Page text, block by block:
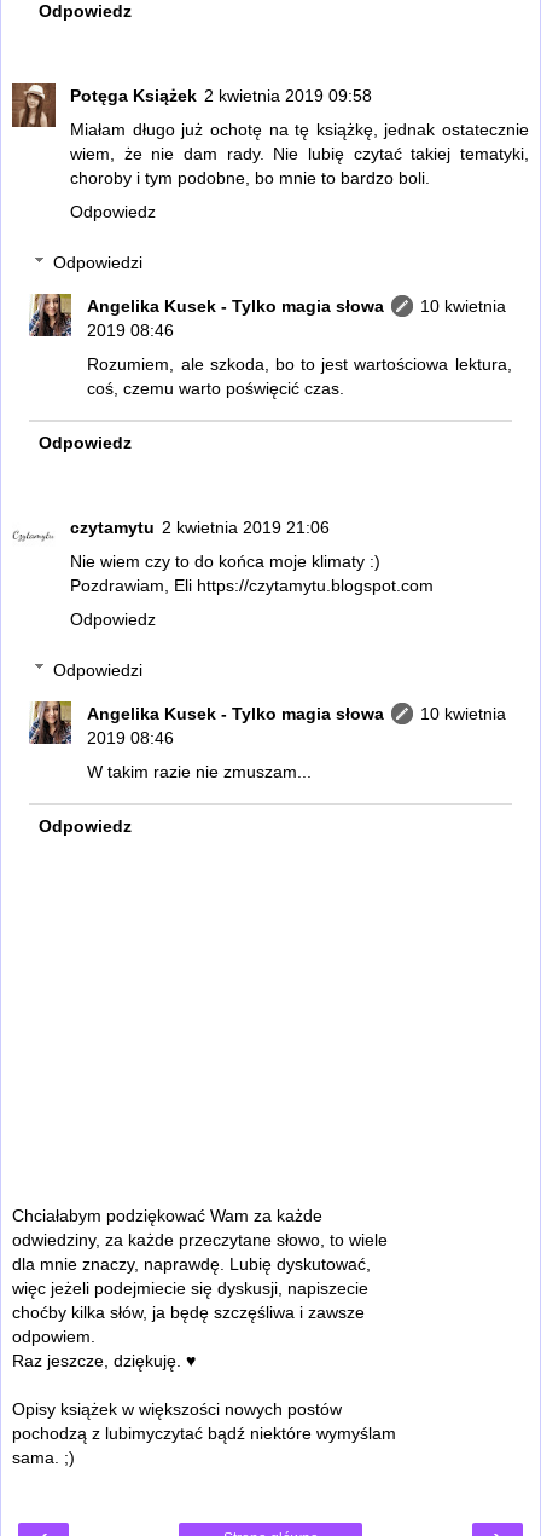
Odpowiedz
Potęga Książek 2 kwietnia 2019 09:58
Miałam długo już ochotę na tę książkę, jednak ostatecznie
wiem, że nie dam rady. Nie lubię czytać takiej tematyki,
choroby i tym podobne, bo mnie to bardzo boli.
Odpowiedz
Odpowiedzi
Angelika Kusek - Tylko magia słowa
10 kwietnia
2019 08:46
Rozumiem, ale szkoda, bo to jest wartościowa lektura,
coś, czemu warto poświęcić czas.
Odpowiedz
czytamytu 2 kwietnia 2019 21:06
Nie wiem czy to do końca moje klimaty :)
Pozdrawiam, Eli https://czytamytu.blogspot.com
Odpowiedz
Odpowiedzi
Angelika Kusek - Tylko magia słowa
10 kwietnia
2019 08:46
W takim razie nie zmuszam...
Odpowiedz
Chciałabym podziękować Wam za każde
odwiedziny, za każde przeczytane słowo, to wiele
dla mnie znaczy, naprawdę. Lubię dyskutować,
więc jeżeli podejmiecie się dyskusji, napiszecie
choćby kilka słów, ja będę szczęśliwa i zawsze
odpowiem.
Raz jeszcze, dziękuję. ♥
Opisy książek w większości nowych postów
pochodzą z lubimyczytać bądź niektóre wymyślam
sama. ;)